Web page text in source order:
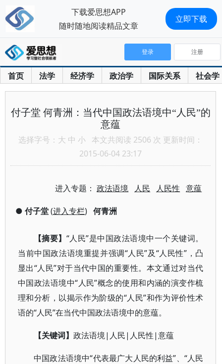
首页 法学 经济学 政治学 国际关系 社会学
登录 注册
付子堂 何青洲：当代中国政法语境中“人民”的
意蕴
选择字号： 大 中 小 本文共阅读 2506 次 更新时间：
2015-06-04 23:17
进入专题：政法语境 人民 人民性 意蕴
● 付子堂(进入专栏) 何青洲
【摘要】 “人民”是中国政法语境中一个关键词。
当前中国政法语境重提并强调“人民”及“人民性”，凸
显出“人民”对于当代中国的重要性。本文通过对当代
中国政法语境中“人民”概念的使用和内涵的演变作梳
理和分析，以揭示作为阶级的“人民”和作为评价性术
语的“人民”在当代中国政法语境中的意蕴。
【关键词】 政法语境|人民|人民性|意蕴
中国政法语境中“代表最广大人民的利益”、“人民
下载爱思想APP
随时随地阅读精品文章
立即下载